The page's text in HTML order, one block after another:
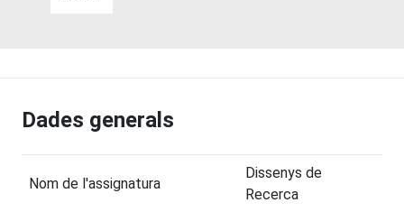
Dades generals
Nom de l'assignatura
Dissenys de
Recerca